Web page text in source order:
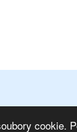
cookie.